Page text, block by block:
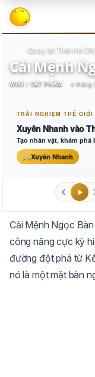
Quay lại Thái Hư
Cải Mệnh
WIKI / VẬT PHẨM 4 tháng
TRẢI NGHIỆM THẾ GIỚI
Xuyên Nhanh vào
Tạo nhân vật, khám
⚔Xuyên Nhanh
Trắng
Cải Mệnh Ngọc
công năng cực kỳ
đường đột phá từ
nó là một mặt bàn